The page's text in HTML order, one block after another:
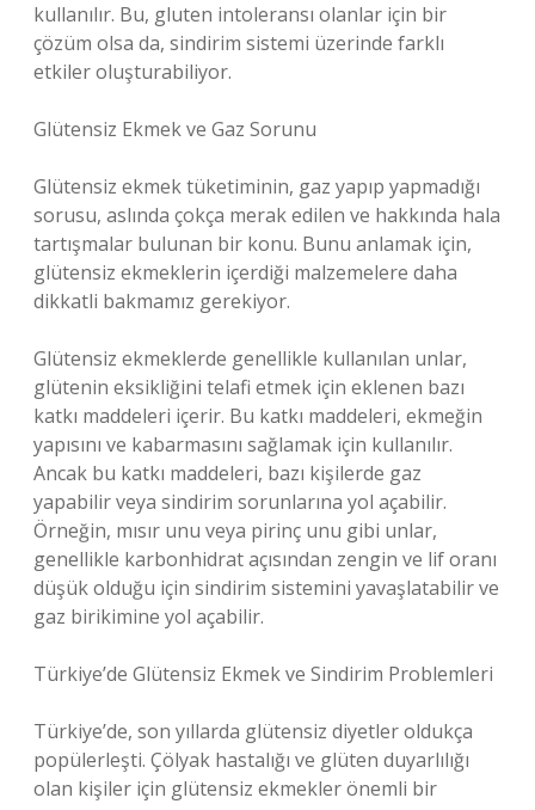
kullanılır. Bu, gluten intoleransı olanlar için bir
çözüm olsa da, sindirim sistemi üzerinde farklı
etkiler oluşturabiliyor.
Glütensiz Ekmek ve Gaz Sorunu
Glütensiz ekmek tüketiminin, gaz yapıp yapmadığı
sorusu, aslında çokça merak edilen ve hakkında hala
tartışmalar bulunan bir konu. Bunu anlamak için,
glütensiz ekmeklerin içerdiği malzemelere daha
dikkatli bakmamız gerekiyor.
Glütensiz ekmeklerde genellikle kullanılan unlar,
glütenin eksikliğini telafi etmek için eklenen bazı
katkı maddeleri içerir. Bu katkı maddeleri, ekmeğin
yapısını ve kabarmasını sağlamak için kullanılır.
Ancak bu katkı maddeleri, bazı kişilerde gaz
yapabilir veya sindirim sorunlarına yol açabilir.
Örneğin, mısır unu veya pirinç unu gibi unlar,
genellikle karbonhidrat açısından zengin ve lif oranı
düşük olduğu için sindirim sistemini yavaşlatabilir ve
gaz birikimine yol açabilir.
Türkiye’de Glütensiz Ekmek ve Sindirim Problemleri
Türkiye’de, son yıllarda glütensiz diyetler oldukça
popülerleşti. Çölyak hastalığı ve glüten duyarlılığı
olan kişiler için glütensiz ekmekler önemli bir